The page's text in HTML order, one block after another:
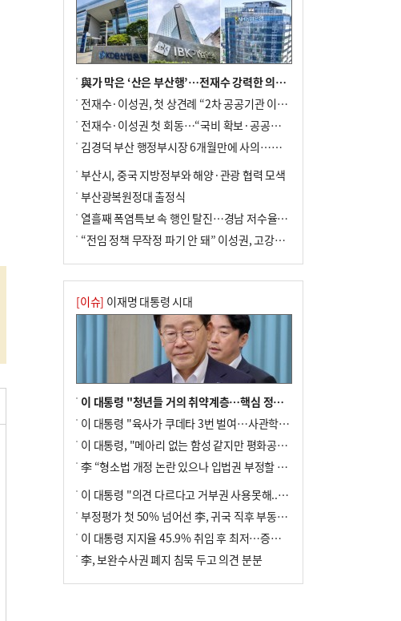
與가 막은 ‘산은 부산행’…전재수 강력한 의지 표명 없인 공염불
전재수·이성권, 첫 상견례 “2차 공공기관 이전 초당 협력”(종합)
전재수·이성권 첫 회동…“국비 확보·공공기관 이전 협력”
김경덕 부산 행정부시장 6개월만에 사의…후임 인선 촉각
부산시, 중국 지방정부와 해양·관광 협력 모색
부산광복원정대 출정식
열흘째 폭염특보 속 행인 탈진…경남 저수율 평년의 절반
“전임 정책 무작정 파기 안 돼” 이성권, 고강도 ‘전재수 견제’ 예고
[이슈] 이재명 대통령 시대
이 대통령 "청년들 거의 취약계층…핵심 정책 재편""
이 대통령 "육사가 쿠데타 3번 벌여…사관학교 통합 신속히 추진"
이 대통령, "메아리 없는 함성 같지만 평화공존책 계속해야"
李 “형소법 개정 논란 있으나 입법권 부정할 만큼은 아냐”(종합)
이 대통령 "의견 다르다고 거부권 사용못해.. 입법권 부정할 상황이라 보기 어려워"
부정평가 첫 50% 넘어선 李, 귀국 직후 부동산·증시 점검(종합)
이 대통령 지지율 45.9% 취임 후 최저…증시 폭락·연임 개헌 논란 영향
李, 보완수사권 폐지 침묵 두고 의견 분분